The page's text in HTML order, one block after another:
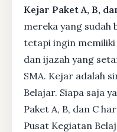
Kejar Paket A, B,
mereka yang sudah
tetapi ingin memiliki
dan ijazah yang
SMA. Kejar adalah
Belajar. Siapa saja
Paket A, B, dan C
Pusat Kegiatan